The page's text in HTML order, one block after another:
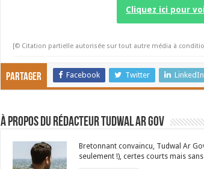
Cliquez ici pour
[© Citation partielle autorisée sur tout autre média à
Partager Facebook Twitter LinkedIn
À propos du rédacteur Tudwal Ar Gov
Bretonnant convaincu, Tudwal Ar
seulement !), certes courts mais